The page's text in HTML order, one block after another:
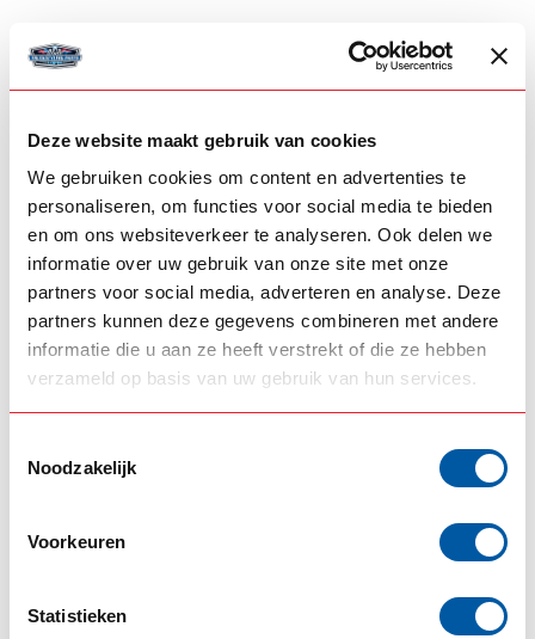
Deze website maakt gebruik van cookies
We gebruiken cookies om content en advertenties te
personaliseren, om functies voor social media te bieden
en om ons websiteverkeer te analyseren. Ook delen we
informatie over uw gebruik van onze site met onze
partners voor social media, adverteren en analyse. Deze
partners kunnen deze gegevens combineren met andere
informatie die u aan ze heeft verstrekt of die ze hebben
verzameld op basis van uw gebruik van hun services.
Noodzakelijk
Voorkeuren
Statistieken
ERGÄNZENDE PRODUKTE
SCANIA
Nextgen
Auf Lager
€299,00
FOX PARTS
Fox Parts Boogie
Steinschutzset Scania
Auf Lager
€99,00
Chassis opbouw Scania(15) Chassis Protection(1)
Scania Chassis Protection Scania Danmark
Scania Sweden